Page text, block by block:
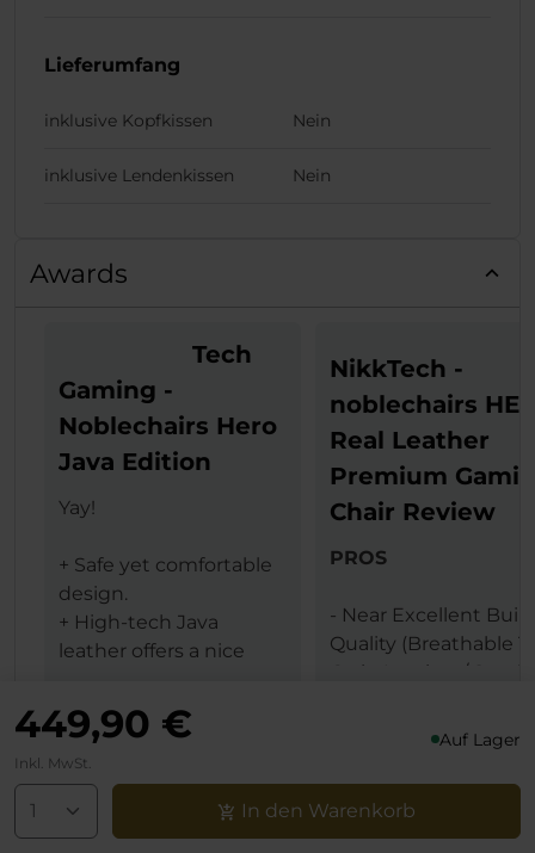
449,90 € Auf Lager
Inkl. MwSt.
In den Warenkorb
Lieferumfang
inklusive Kopfkissen Nein
inklusive Lendenkissen Nein
Awards
Tech
Gaming -
Noblechairs Hero
Java Edition
Yay!
+ Safe yet comfortable
design.
+ High-tech Java
leather offers a nice
+ The same leather
ensures less heat
transfer (conduction)
between the user and
gaming chair.
NikkTech -
noblechairs
Real Leather
Premium
Chair Review
PROS
- Near Excellent
Quality (Breathable
Grain Leather / Steel
- Design (Available In
Colors)
- Comfort Levels
- Large Size
Downloads
noblechairs HERO Series -